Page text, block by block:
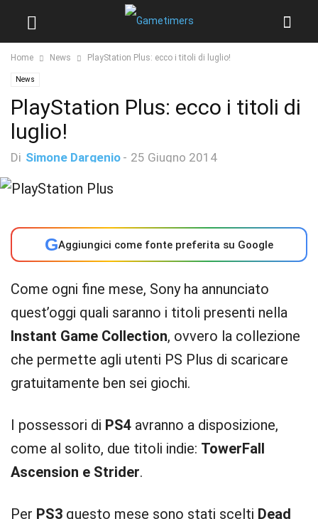
Home News PlayStation Plus: ecco i titoli di luglio!
News
PlayStation Plus: ecco i titoli di
luglio!
Di Simone Dargenio - 25 Giugno 2014
GAggiungici come fonte preferita su Google
Come ogni fine mese, Sony ha annunciato
quest’oggi quali saranno i titoli presenti nella
Instant Game Collection, ovvero la collezione
che permette agli utenti PS Plus di scaricare
gratuitamente ben sei giochi.
I possessori di PS4 avranno a disposizione,
come al solito, due titoli indie: TowerFall
Ascension e Strider.
Per PS3 questo mese sono stati scelti Dead